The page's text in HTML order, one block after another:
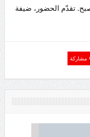
مصبح. تقدّم الحضور، ضيفة
مشاركة